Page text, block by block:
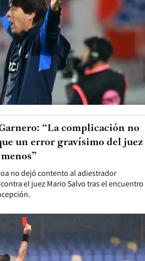
no dejó contento al adiestrador
el juez Mario Salvo tras el encuentro
“La complicación no
un error gravísimo del juez